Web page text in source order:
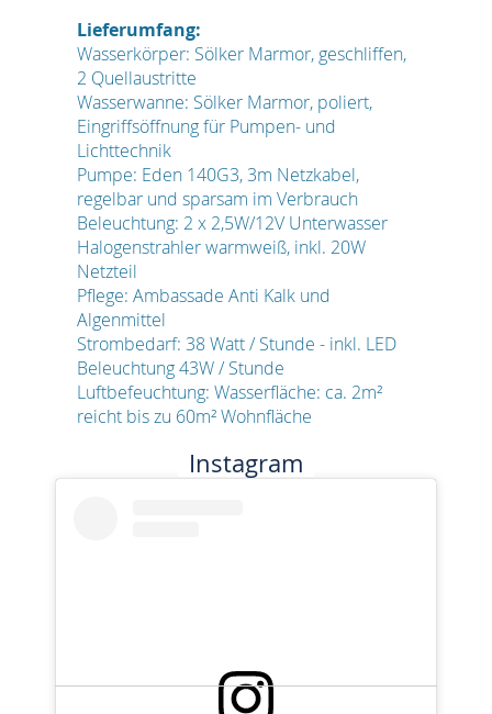
Lieferumfang:
Wasserkörper: Sölker Marmor, geschliffen,
2 Quellaustritte
Wasserwanne: Sölker Marmor, poliert,
Eingriffsöffnung für Pumpen- und
Lichttechnik
Pumpe: Eden 140G3, 3m Netzkabel,
regelbar und sparsam im Verbrauch
Beleuchtung: 2 x 2,5W/12V Unterwasser
Halogenstrahler warmweiß, inkl. 20W
Netzteil
Pflege: Ambassade Anti Kalk und
Algenmittel
Strombedarf: 38 Watt / Stunde - inkl. LED
Beleuchtung 43W / Stunde
Luftbefeuchtung: Wasserfläche: ca. 2m²
reicht bis zu 60m² Wohnfläche
Instagram